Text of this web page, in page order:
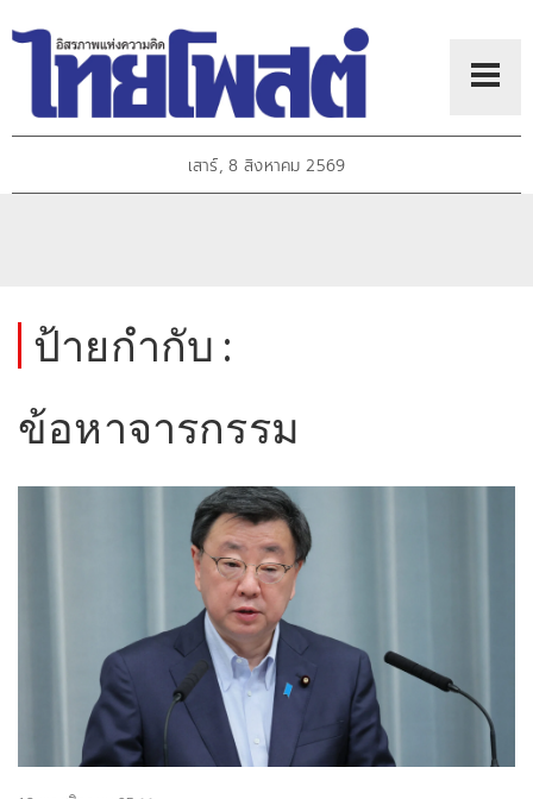
เสาร์, 8 สิงหาคม 2569
ป้ายกำกับ :
ข้อหาจารกรรม